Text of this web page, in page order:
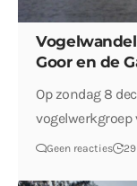
Goor en de
Op zondag 8
vogelwerkgroep
Geen reacties